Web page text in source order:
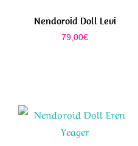
Nendoroid Doll Levi
79,00€